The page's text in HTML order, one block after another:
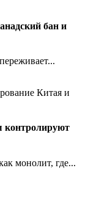
бан и
контролируют
монолит, где...